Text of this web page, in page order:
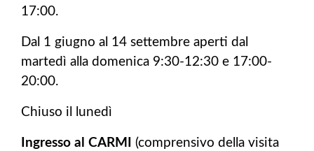
17:00.
Dal 1 giugno al 14 settembre aperti dal
martedì alla domenica 9:30-12:30 e 17:00-
20:00.
Chiuso il lunedì
Ingresso al CARMI
(comprensivo della visita